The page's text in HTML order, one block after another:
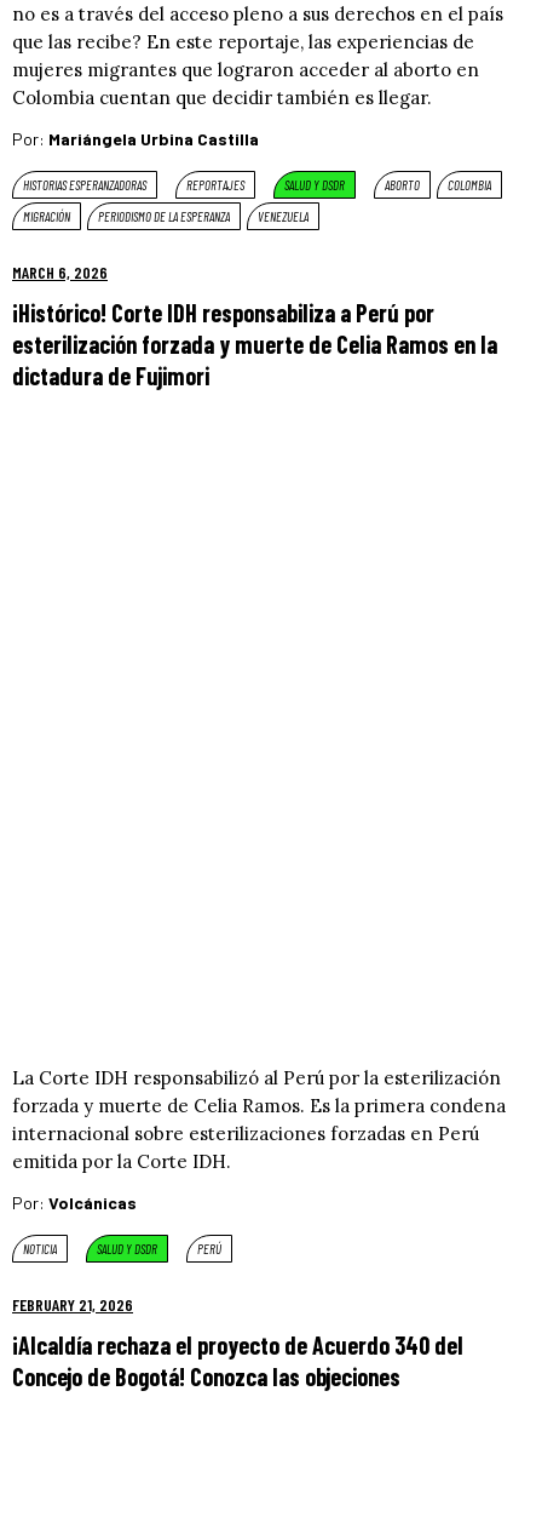
no es a través del acceso pleno a sus derechos en el país
que las recibe? En este reportaje, las experiencias de
mujeres migrantes que lograron acceder al aborto en
Colombia cuentan que decidir también es llegar.
Por: Mariángela Urbina Castilla
HISTORIAS ESPERANZADORAS REPORTAJES SALUD Y DSDR ABORTO
COLOMBIA
MIGRACIÓN
PERIODISMO DE LA ESPERANZA VENEZUELA
MARCH 6, 2026
¡Histórico! Corte IDH responsabiliza a Perú por
esterilización forzada y muerte de Celia Ramos en la
dictadura de Fujimori
La Corte IDH responsabilizó al Perú por la esterilización
forzada y muerte de Celia Ramos. Es la primera condena
internacional sobre esterilizaciones forzadas en Perú
emitida por la Corte IDH.
Por: Volcánicas
NOTICIA SALUD Y DSDR PERÚ
FEBRUARY 21, 2026
¡Alcaldía rechaza el proyecto de Acuerdo 340 del
Concejo de Bogotá! Conozca las objeciones